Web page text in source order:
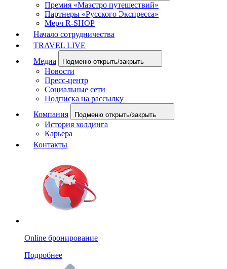
Премия «Маэстро путешествий»
Партнеры «Русского Экспресса»
Мерч R-SHOP
Начало сотрудничества
TRAVEL LIVE
Медиа
Подменю открыть/закрыть
Новости
Пресс-центр
Социальные сети
Подписка на рассылку
Компания
Подменю открыть/закрыть
История холдинга
Карьера
Контакты
Online бронирование
Подробнее